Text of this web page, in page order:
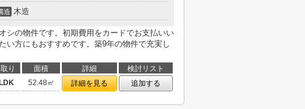
造 木造
シの物件です。初期費用をカードでお支払いい
い方にもおすすめです。築9年の物件で充実し
り 面積 詳細
検討リスト
52.48㎡ 詳細を見る 追加する